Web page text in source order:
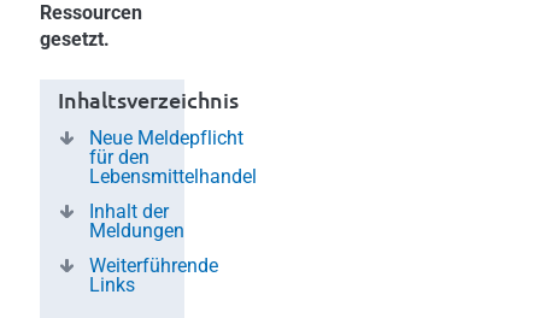
Ressourcen
gesetzt.
Inhaltsverzeichnis
Neue Meldepflicht
für den
Lebensmittelhandel
Inhalt der
Meldungen
Weiterführende
Links